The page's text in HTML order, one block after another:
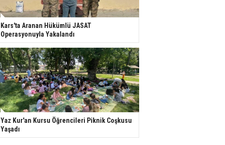
Kars'ta Aranan Hükümlü JASAT
Operasyonuyla Yakalandı
Yaz Kur'an Kursu Öğrencileri Piknik Coşkusu
Yaşadı